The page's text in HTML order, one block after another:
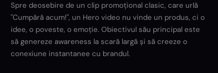
Spre deosebire de un clip promoțional clasic, care urlă
"Cumpără acum!", un Hero video nu vinde un produs, ci o
idee, o poveste, o emoție. Obiectivul său principal este
să genereze awareness la scară largă și să creeze o
conexiune instantanee cu brandul.